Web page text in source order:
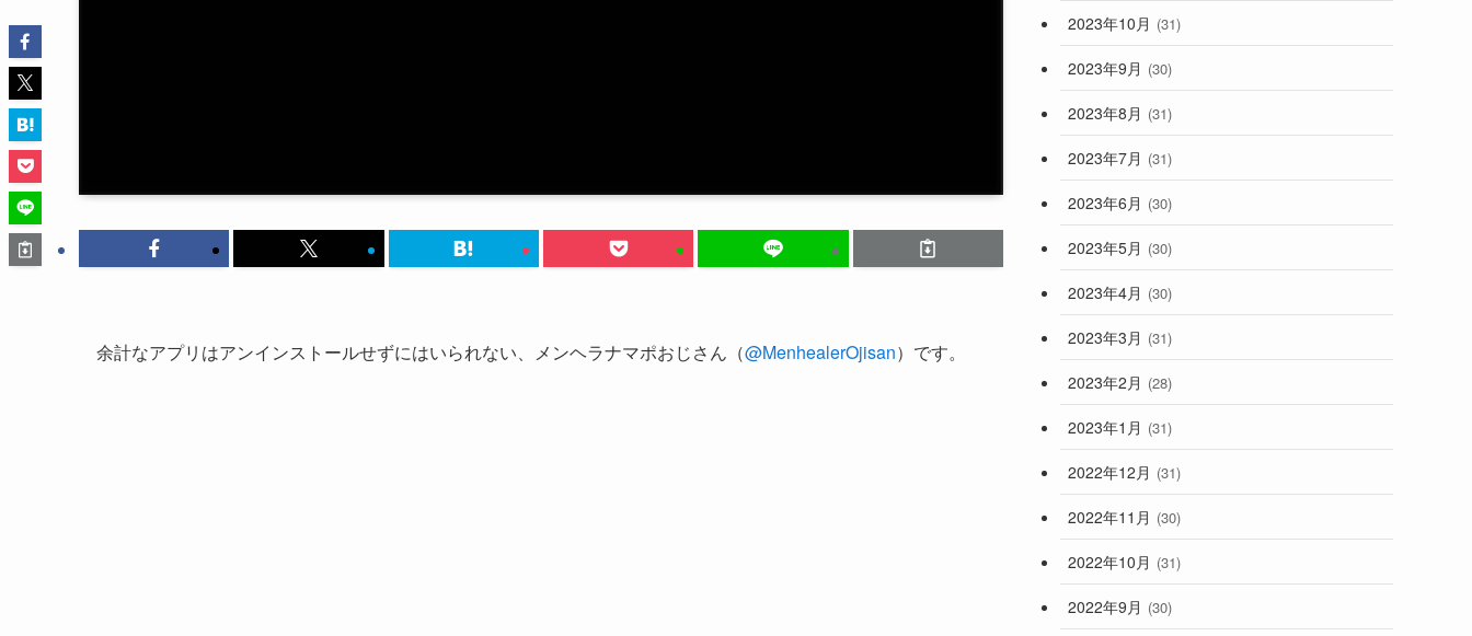
余計なアプリはアンインストールせずにはいられない、メンヘラナマポおじさん（@MenhealerOjisan）です。
2023年10月 (31)
2023年9月 (30)
2023年8月 (31)
2023年7月 (31)
2023年6月 (30)
2023年5月 (30)
2023年4月 (30)
2023年3月 (31)
2023年2月 (28)
2023年1月 (31)
2022年12月 (31)
2022年11月 (30)
2022年10月 (31)
2022年9月 (30)